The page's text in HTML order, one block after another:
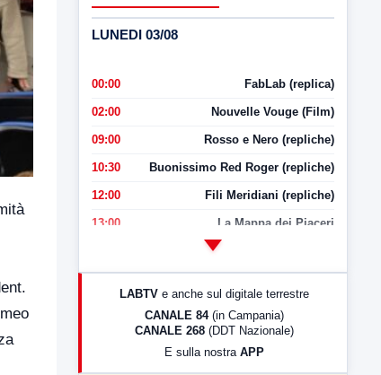
LUNEDI 03/08
00:00 FabLab (replica)
02:00 Nouvelle Vouge (Film)
09:00 Rosso e Nero (repliche)
10:30 Buonissimo Red Roger (repliche)
12:00 Fili Meridiani (repliche)
13:00 La Mappa dei Piaceri
LabNews (Diretta)
LABTV e anche sul digitale terrestre
CANALE 84 (in Campania)
CANALE 268 (DDT Nazionale)
E sulla nostra APP